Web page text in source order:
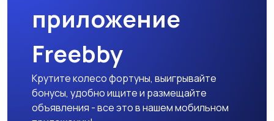
приложение
Freebby
Крутите колесо фортуны, выигрывайте
бонусы, удобно ищите и размещайте
объявления - все это в нашем мобильном